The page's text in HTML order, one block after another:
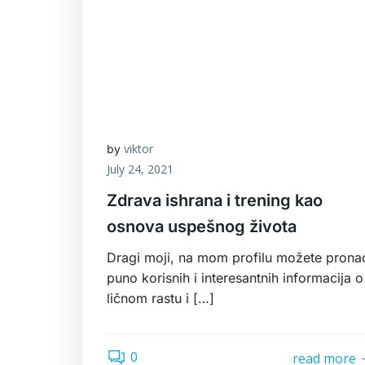
by viktor
July 24, 2021
Zdrava ishrana i trening kao
osnova uspešnog života
Dragi moji, na mom profilu možete
puno korisnih i interesantnih informacija o
ličnom rastu i […]
0 read more